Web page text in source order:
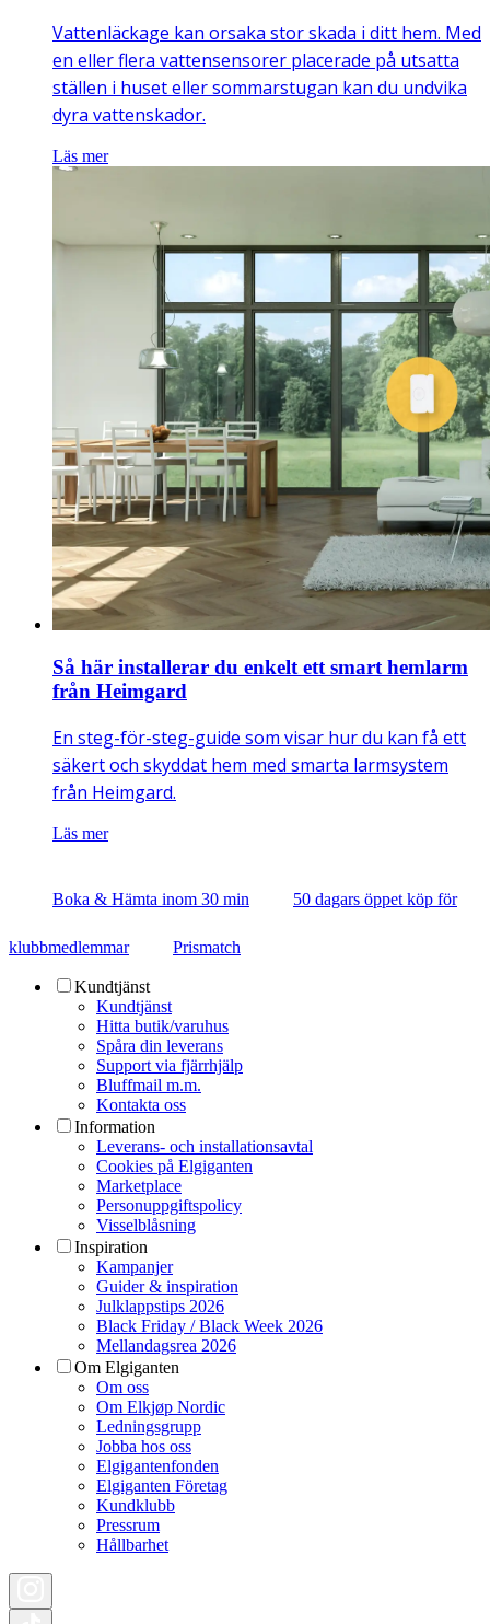
Vattenläckage kan orsaka stor skada i ditt hem. Med
en eller flera vattensensorer placerade på utsatta
ställen i huset eller sommarstugan kan du undvika
dyra vattenskador.
Läs mer
Så här installerar du enkelt ett smart hemlarm
från Heimgard
En steg-för-steg-guide som visar hur du kan få ett
säkert och skyddat hem med smarta larmsystem
från Heimgard.
Läs mer
Boka & Hämta inom 30 min 50 dagars öppet köp för
klubbmedlemmar Prismatch
Kundtjänst
Kundtjänst
Hitta butik/varuhus
Spåra din leverans
Support via fjärrhjälp
Bluffmail m.m.
Kontakta oss
Information
Leverans- och installationsavtal
Cookies på Elgiganten
Marketplace
Personuppgiftspolicy
Visselblåsning
Inspiration
Kampanjer
Guider & inspiration
Julklappstips 2026
Black Friday / Black Week 2026
Mellandagsrea 2026
Om Elgiganten
Om oss
Om Elkjøp Nordic
Ledningsgrupp
Jobba hos oss
Elgigantenfonden
Elgiganten Företag
Kundklubb
Pressrum
Hållbarhet